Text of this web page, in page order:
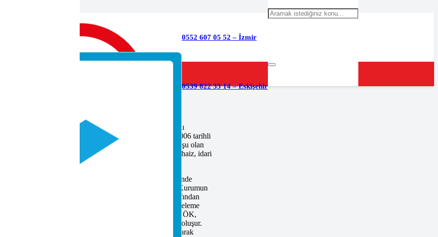
0552 607 05 52 – İzmir
0539 822 33 14 – Eskişehir
teknik ve mesleki alanlarda ulusal yeterliliklerin esaslarını
ilişkin faaliyetleri yürütmek üzere 21 Eylül 2006 tarihli
Çalışma ve Sosyal Hizmetler Bakanlığının ilgili kuruluşu olan
tabi olmak üzere kurulmuş kamu tüzel kişiliğini haiz, idari
Yönetim Kurulu üyeleri seçilmiş, 26 Aralık 2006 tarihinde
Vekilini seçmesiyle MYK hukuken faaliyete başlamıştır.Kurumun
kurmak ve işletmektir.Sektör Komiteleri; Kurum tarafından
ulusal meslek standardı olarak kabul edilebilmesi için inceleme
Türkiye Cumhuriyeti Millî Eğitim Bakanlığı, ÇSGB, YÖK,
ve meslek kuruluşları ile Kurumun birer temsilcisinden oluşur.
görüşüleceği ulusal ve uluslararası normlara uygun olarak